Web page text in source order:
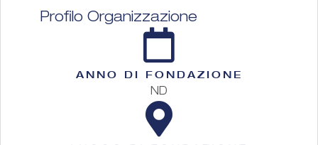
Profilo Organizzazione
ANNO DI FONDAZIONE
ND